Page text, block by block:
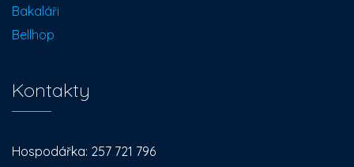
Bakaláři
Bellhop
Kontakty
Hospodářka: 257 721 796